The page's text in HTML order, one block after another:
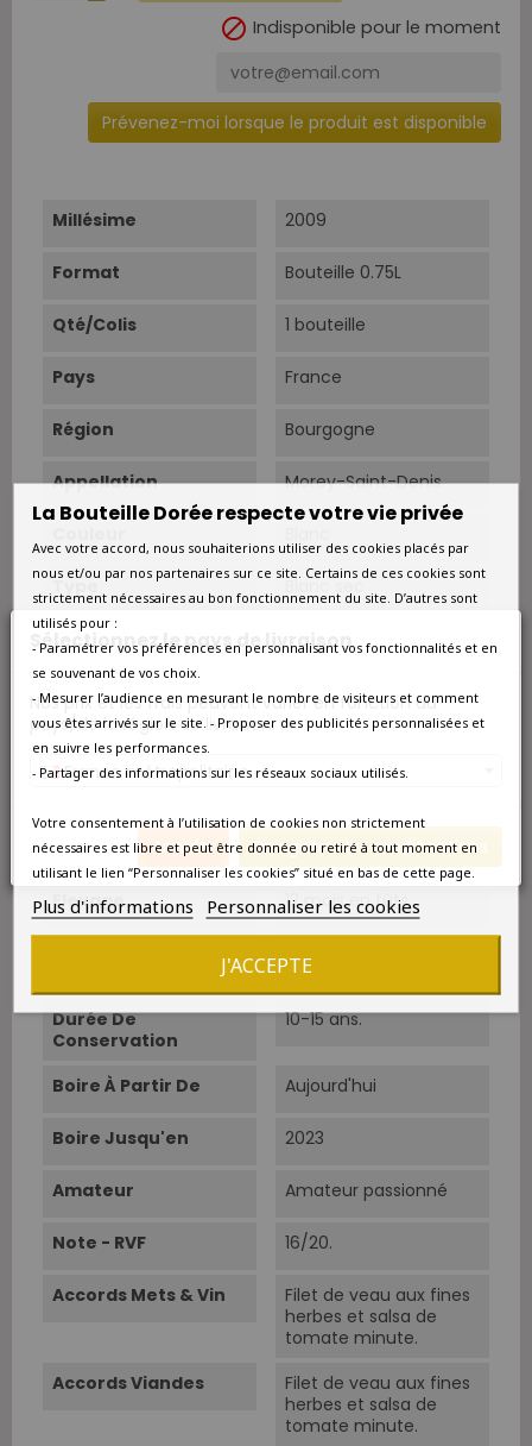
Sélectionnez le pays de livraison
Nos prix et les frais peuvent varier en fonction du
pays/de la région de livraison.
France métropolitaine
Annuler Enregistrer les modifications
 Indisponible pour le moment
Prévenez-moi lorsque le produit est disponible
Millésime 2009
Format Bouteille 0.75L
Qté/Colis 1 bouteille
Pays France
Région Bourgogne
Appellation Morey-Saint-Denis
Superficie 1.5 ha.
Sols Argilo-calcaire
Âge Du Vignoble
Cépages Chardonnay 100%.
Elevage 12 mois en fûts.
10°C-12°C.
Durée De
Conservation
10-15 ans.
Boire À Partir De Aujourd'hui
Boire Jusqu'en 2023
Amateur Amateur passionné
Note - RVF 16/20.
Accords Mets & Vin
Filet de veau aux fines
herbes et salsa de
tomate minute.
Accords Viandes
Filet de veau aux fines
herbes et salsa de
tomate minute.
La Bouteille Dorée respecte votre vie privée
Avec votre accord, nous souhaiterions utiliser des cookies placés par
nous et/ou par nos partenaires sur ce site. Certains de ces cookies sont
strictement nécessaires au bon fonctionnement du site. D’autres sont
utilisés pour :
- Paramétrer vos préférences en personnalisant vos fonctionnalités et en
se souvenant de vos choix.
- Mesurer l’audience en mesurant le nombre de visiteurs et comment
vous êtes arrivés sur le site. - Proposer des publicités personnalisées et
en suivre les performances.
- Partager des informations sur les réseaux sociaux utilisés.
Votre consentement à l’utilisation de cookies non strictement
nécessaires est libre et peut être donnée ou retiré à tout moment en
utilisant le lien “Personnaliser les cookies” situé en bas de cette page.
Plus d'informations Personnaliser les cookies
J'ACCEPTE